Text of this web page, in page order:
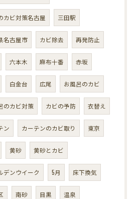
カビ対策名古屋 三田駅
名古屋市 カビ除去 再発防止
六本木 麻布十番 赤坂
白金台 広尾 お風呂のカビ
のカビ対策 カビの予防 衣替え
ン カーテンのカビ取り 東京
黄砂 黄砂とカビ
デンウイーク 5月 床下換気
南砂 目黒 温泉